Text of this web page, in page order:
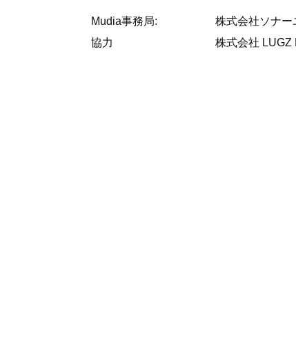
Mudia事務局:
株式会社ソナー
協力
株式会社 LUGZ